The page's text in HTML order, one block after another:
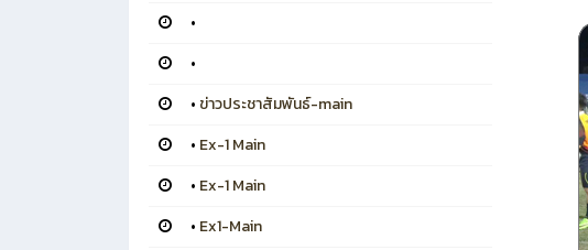
•
•
• ข่าวประชาสัมพันธ์-main
• Ex-1 Main
• Ex-1 Main
• Ex1-Main